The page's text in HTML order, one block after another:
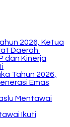
2026, Ketua
Daerah
dan Kinerja
Tahun 2026,
Emas
Mentawai
Ikuti